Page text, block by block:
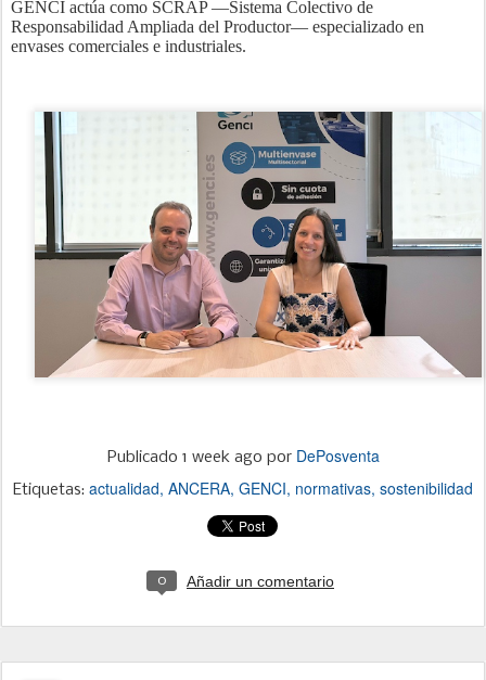
GENCI actúa como SCRAP —Sistema Colectivo de
Responsabilidad Ampliada del Productor— especializado en
envases comerciales e industriales.
Publicado 1 week ago por DePosventa
Etiquetas: actualidad ANCERA GENCI normativas sostenibilidad
0 Añadir un comentario